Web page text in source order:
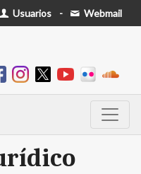
Usuarios - Webmail